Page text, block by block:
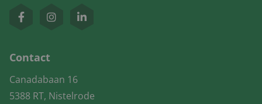
Contact
Canadabaan 16
5388 RT, Nistelrode